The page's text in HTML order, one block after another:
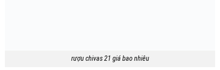
rượu chivas 21 giá bao nhiêu